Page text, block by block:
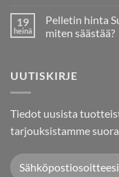
Suomessa
artikkeliin
Pellet24.fi
on
tekee
pellettien
koskaan
19
heinä
Pelletin hinta
miten säästää?
Pelletin
hinta
tekijät
vaikuttavat
miten
UUTISKIRJE
Tiedot uusista
tarjouksistamme